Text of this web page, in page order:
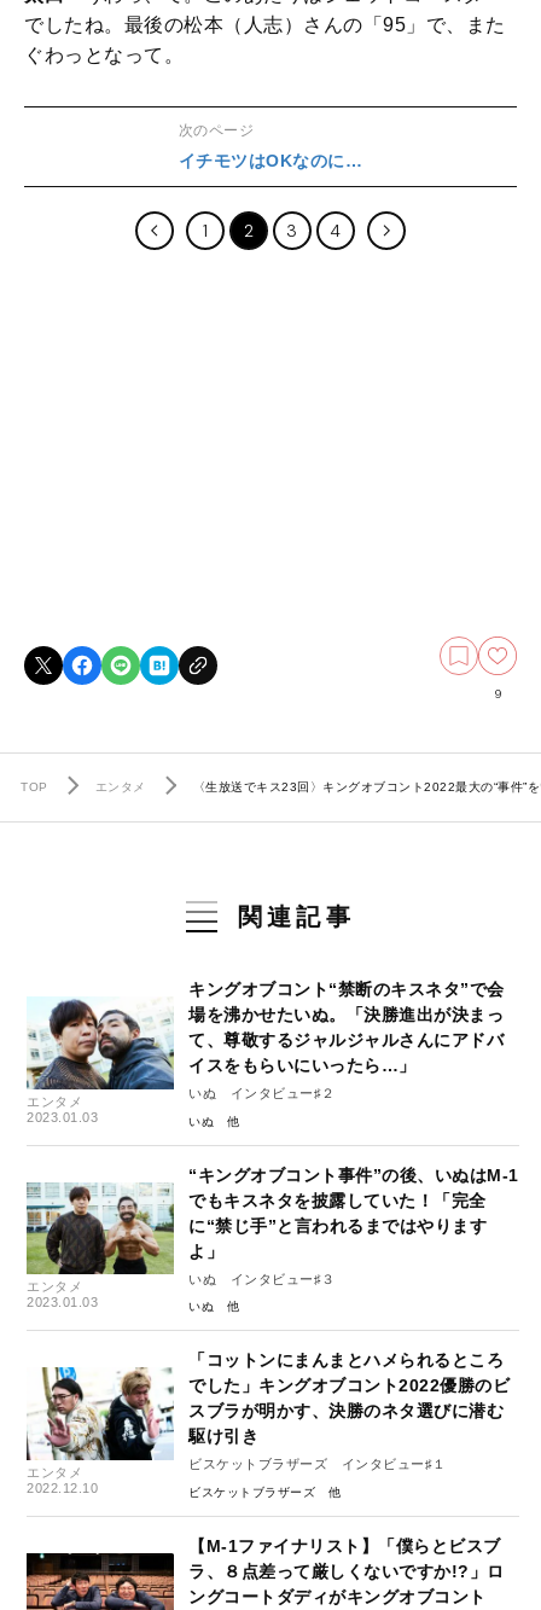
でしたね。最後の松本（人志）さんの「95」で、また
ぐわっとなって。
次のページ
イチモツはOKなのに…
1 2 3 4
9
TOP エンタメ 〈生放送でキス23回〉キングオブコント2022最大の“事件
関連記事
エンタメ
2023.01.03
キングオブコント“禁断のキスネタ”で会
場を沸かせたいぬ。「決勝進出が決まっ
て、尊敬するジャルジャルさんにアドバ
イスをもらいにいったら…」
いぬ インタビュー♯２
いぬ
エンタメ
2023.01.03
“キングオブコント事件”の後、いぬはM-1
でもキスネタを披露していた！「完全
に“禁じ手”と言われるまではやります
よ」
いぬ インタビュー♯３
いぬ
エンタメ
2022.12.10
「コットンにまんまとハメられるところ
でした」キングオブコント2022優勝のビ
スブラが明かす、決勝のネタ選びに潜む
駆け引き
ビスケットブラザーズ インタビュー♯１
ビスケットブラザーズ
【M-1ファイナリスト】「僕らとビスブ
ラ、８点差って厳しくないですか!?」ロ
ングコートダディがキングオブコント